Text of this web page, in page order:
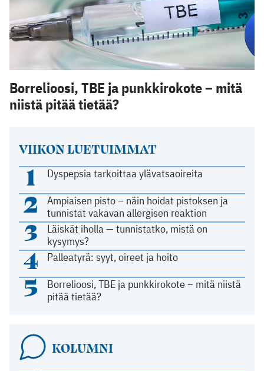
VIIKON LUETUIMMAT
1 Dyspepsia tarkoittaa ylävatsaoireita
2
Ampiaisen pisto – näin hoidat pistoksen ja
tunnistat vakavan allergisen reaktion
3
Läiskät iholla — tunnistatko, mistä on
kysymys?
4 Palleatyrä: syyt, oireet ja hoito
5
Borrelioosi, TBE ja punkkirokote – mitä niistä
pitää tietää?
KOLUMNI
Borrelioosi, TBE ja punkkirokote – mitä
niistä pitää tietää?